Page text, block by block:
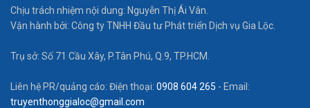
Chịu trách nhiệm nội dung: Nguyễn Thị Ái Vân.
Vận hành bởi: Công ty TNHH Đầu tư Phát triển Dịch vụ Gia Lộc.
Trụ sở: Số 71 Cầu Xây, P.Tân Phú, Q.9, TP.HCM.
Liên hệ PR/quảng cáo: Điện thoại: 0908 604 265 - Email:
truyenthonggialoc@gmail.com